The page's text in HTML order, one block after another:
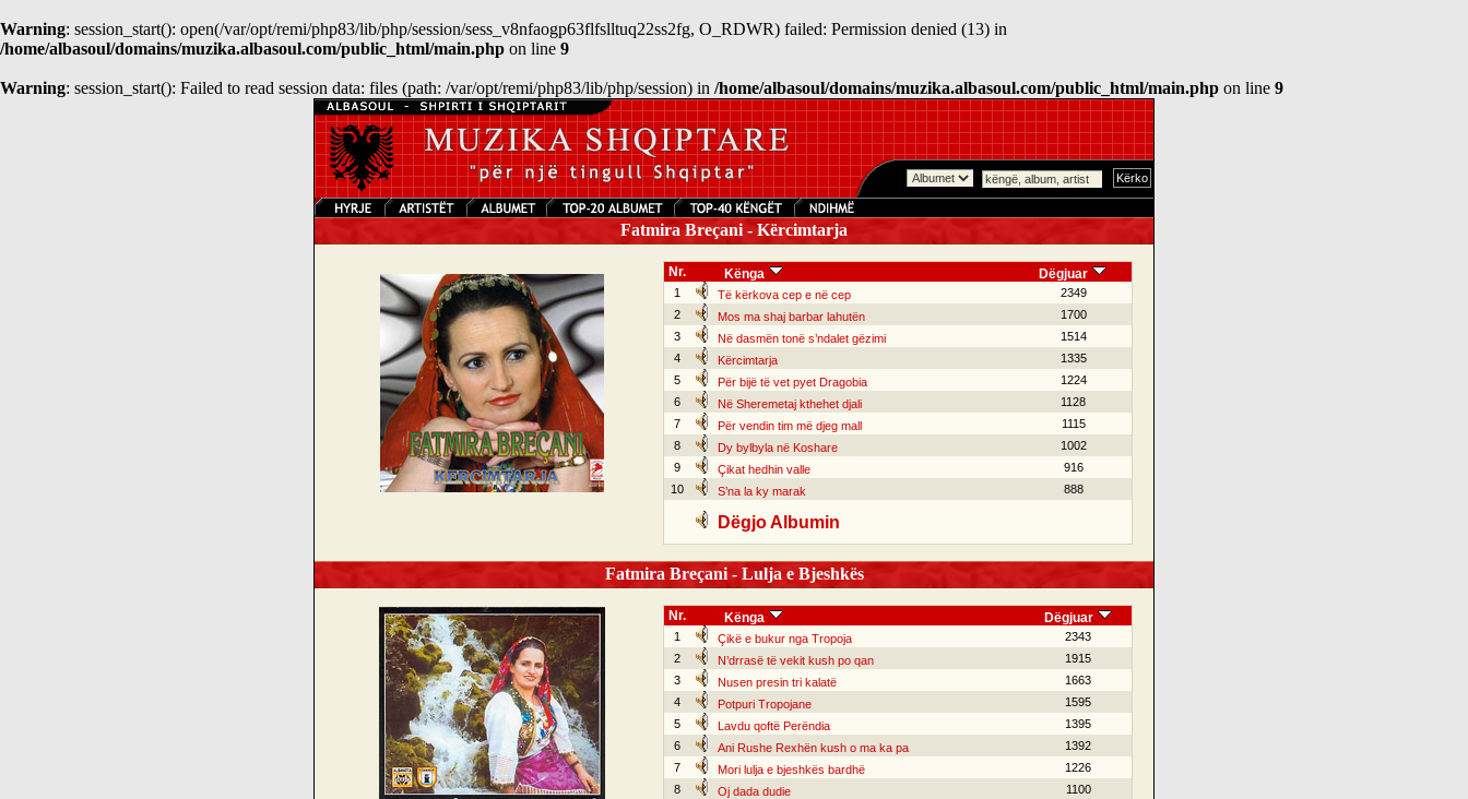
Warning: session_start(): open(/var/opt/remi/php83/lib/php/session/sess_v8nfaogp63flfslltuq22ss2fg, O_RDWR) failed: Permission denied (13) in
/home/albasoul/domains/muzika.albasoul.com/public_html/main.php on line 9
Warning: session_start(): Failed to read session data: files (path: /var/opt/remi/php83/lib/php/session) in /home/albasoul/domains/muzika.albasoul.com/public_html/main.php on line 9
Fatmira Breçani - Kërcimtarja
Nr. Kënga Dëgjuar
1 Të kërkova cep e në cep
2349
2
Mos ma shaj barbar lahutën
1700
3
Në dasmën tonë s’ndalet gëzimi
1514
4
Kërcimtarja
1335
5
Për bijë të vet pyet Dragobia
1224
6
Në Sheremetaj kthehet djali
1128
7
Për vendin tim më djeg mall
1115
8
Dy bylbyla në Koshare
1002
9
Çikat hedhin valle
916
10
S’na la ky marak 888
Dëgjo Albumin
Fatmira Breçani - Lulja e Bjeshkës
Nr. Kënga Dëgjuar
1 Çikë e bukur nga Tropoja
2343
2
N’drrasë të vekit kush po qan
1915
3
Nusen presin tri kalatë
1663
4
Potpuri Tropojane
1595
5
Lavdu qoftë Perëndia
1395
6
Ani Rushe Rexhën kush o ma ka pa
1392
7
Mori lulja e bjeshkës bardhë
1226
8
Oj dada dudie
1100